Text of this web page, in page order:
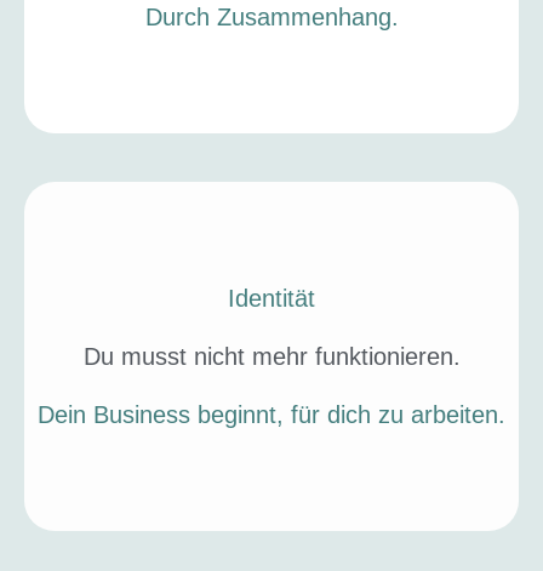
Durch Zusammenhang.
Identität
Du musst nicht mehr funktionieren.
Dein Business beginnt, für dich zu arbeiten.